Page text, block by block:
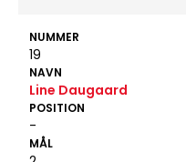
NUMMER
19
NAVN
Line Daugaard
POSITION
-
MÅL